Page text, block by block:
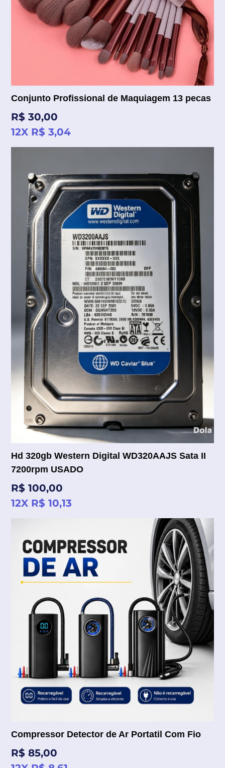
Conjunto Profissional de Maquiagem 13 pecas
Preço
normal
R$ 30,00
12X R$ 3,04
Hd 320gb Western Digital WD320AAJS Sata II
7200rpm USADO
Preço
normal
R$ 100,00
12X R$ 10,13
Compressor Detector de Ar Portatil Com Fio
Preço
normal
R$ 85,00